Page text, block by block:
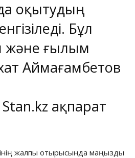
оқытудың
Бұл
және ғылым
Аймағамбетов
Stan.kz ақпарат
жалпы отырысында маңызды